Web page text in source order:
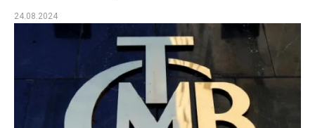
24.08.2024